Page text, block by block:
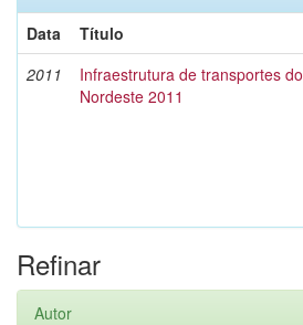
Data
Título
2011
Infraestrutura de transportes do
Nordeste 2011
Refinar
Autor